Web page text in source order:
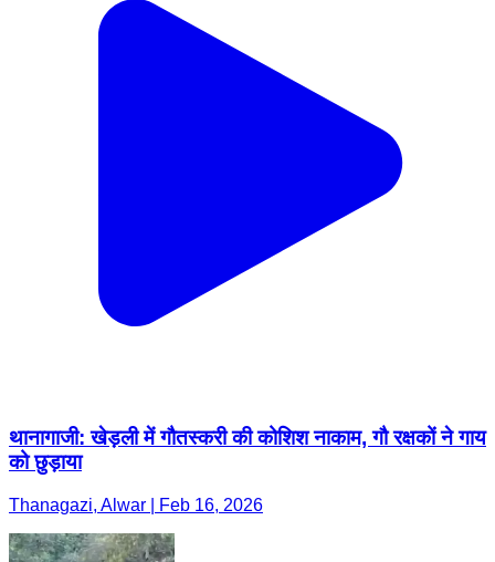
थानागाजी: खेड़ली में गौतस्करी की कोशिश नाकाम, गौ रक्षकों ने गाय
को छुड़ाया
Thanagazi, Alwar | Feb 16, 2026